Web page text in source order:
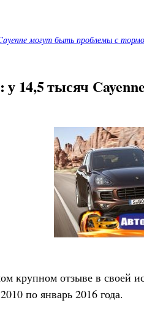
могут быть проблемы с
14,5 тысяч
крупном отзыве в
по январь 2016 года.